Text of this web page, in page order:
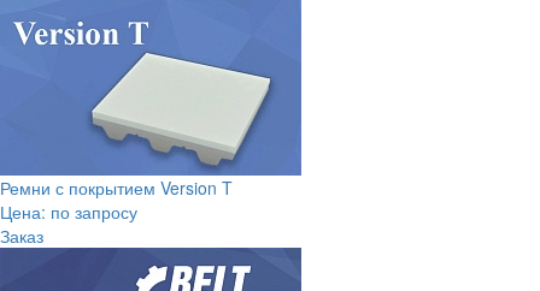
Ремни с покрытием Version T
Цена: по запросу
Заказ